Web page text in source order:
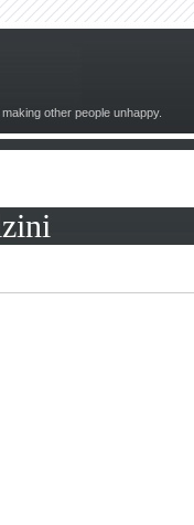
other people unhappy.